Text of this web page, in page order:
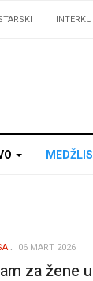
06 MART 2026
za žene u